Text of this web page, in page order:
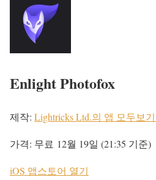
Enlight Photofox
제작: Lightricks Ltd.의 앱 모두보기
가격: 무료 12월 19일 (21:35 기준)
iOS 앱스토어 열기